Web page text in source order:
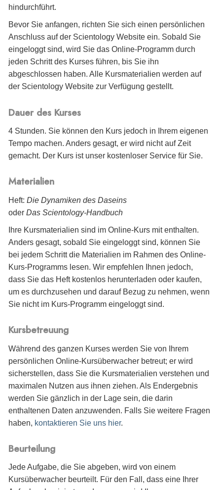
hindurchführt.
Bevor Sie anfangen, richten Sie sich einen persönlichen
Anschluss auf der Scientology Website ein. Sobald Sie
eingeloggt sind, wird Sie das Online-Programm durch
jeden Schritt des Kurses führen, bis Sie ihn
abgeschlossen haben. Alle Kursmaterialien werden auf
der Scientology Website zur Verfügung gestellt.
Dauer des Kurses
4 Stunden. Sie können den Kurs jedoch in Ihrem eigenen
Tempo machen. Anders gesagt, er wird nicht auf Zeit
gemacht. Der Kurs ist unser kostenloser Service für Sie.
Materialien
Heft: Die Dynamiken des Daseins
oder Das Scientology-Handbuch
Ihre Kursmaterialien sind im Online-Kurs mit enthalten.
Anders gesagt, sobald Sie eingeloggt sind, können Sie
bei jedem Schritt die Materialien im Rahmen des Online-
Kurs-Programms lesen. Wir empfehlen Ihnen jedoch,
dass Sie das Heft kostenlos herunterladen oder kaufen,
um es durchzusehen und darauf Bezug zu nehmen, wenn
Sie nicht im Kurs-Programm eingeloggt sind.
Kursbetreuung
Während des ganzen Kurses werden Sie von Ihrem
persönlichen Online-Kursüberwacher betreut; er wird
sicherstellen, dass Sie die Kursmaterialien verstehen und
maximalen Nutzen aus ihnen ziehen. Als Endergebnis
werden Sie gänzlich in der Lage sein, die darin
enthaltenen Daten anzuwenden. Falls Sie weitere Fragen
haben, kontaktieren Sie uns hier.
Beurteilung
Jede Aufgabe, die Sie abgeben, wird von einem
Kursüberwacher beurteilt. Für den Fall, dass eine Ihrer